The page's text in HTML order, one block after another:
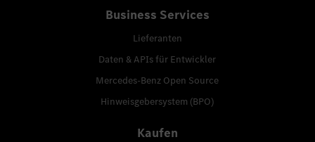
Business Services
Lieferanten
Daten & APIs für Entwickler
Mercedes-Benz Open Source
Hinweisgebersystem (BPO)
Kaufen